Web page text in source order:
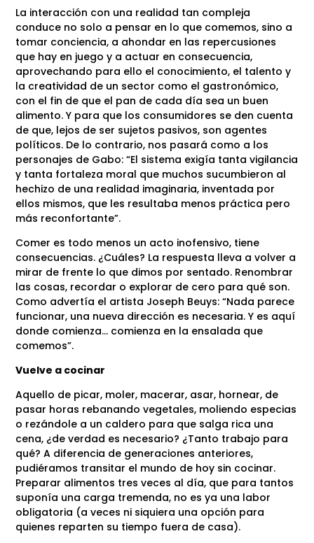
La interacción con una realidad tan compleja
conduce no solo a pensar en lo que comemos, sino a
tomar conciencia, a ahondar en las repercusiones
que hay en juego y a actuar en consecuencia,
aprovechando para ello el conocimiento, el talento y
la creatividad de un sector como el gastronómico,
con el fin de que el pan de cada día sea un buen
alimento. Y para que los consumidores se den cuenta
de que, lejos de ser sujetos pasivos, son agentes
políticos. De lo contrario, nos pasará como a los
personajes de Gabo: “El sistema exigía tanta vigilancia
y tanta fortaleza moral que muchos sucumbieron al
hechizo de una realidad imaginaria, inventada por
ellos mismos, que les resultaba menos práctica pero
más reconfortante”.
Comer es todo menos un acto inofensivo, tiene
consecuencias. ¿Cuáles? La respuesta lleva a volver a
mirar de frente lo que dimos por sentado. Renombrar
las cosas, recordar o explorar de cero para qué son.
Como advertía el artista Joseph Beuys: “Nada parece
funcionar, una nueva dirección es necesaria. Y es aquí
donde comienza… comienza en la ensalada que
comemos”.
Vuelve a cocinar
Aquello de picar, moler, macerar, asar, hornear, de
pasar horas rebanando vegetales, moliendo especias
o rezándole a un caldero para que salga rica una
cena, ¿de verdad es necesario? ¿Tanto trabajo para
qué? A diferencia de generaciones anteriores,
pudiéramos transitar el mundo de hoy sin cocinar.
Preparar alimentos tres veces al día, que para tantos
suponía una carga tremenda, no es ya una labor
obligatoria (a veces ni siquiera una opción para
quienes reparten su tiempo fuera de casa).